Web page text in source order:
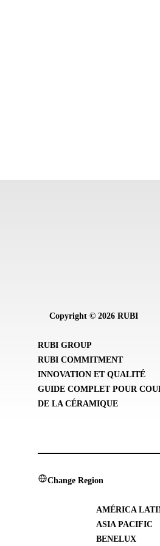
Copyright © 2026 RUBI
RUBI GROUP
RUBI COMMITMENT
INNOVATION ET QUALITÉ
GUIDE COMPLET POUR
DE LA CÉRAMIQUE
Change Region
AMÉRICA
ASIA PACIFIC
BENELUX